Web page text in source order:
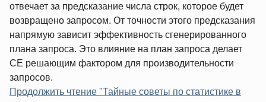
отвечает за предсказание числа строк, которое будет
возвращено запросом. От точности этого предсказания
напрямую зависит эффективность сгенерированного
плана запроса. Это влияние на план запроса делает
CE решающим фактором для производительности
запросов.
Продолжить чтение "Тайные советы по статистике в